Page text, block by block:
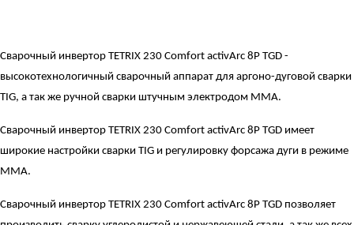
Сварочный инвертор TETRIX 230 Comfort activArc 8P TGD -
высокотехнологичный сварочный аппарат для аргоно-дуговой сварки
TIG, а так же ручной сварки штучным электродом MMA.
Сварочный инвертор TETRIX 230 Comfort activArc 8P TGD имеет
широкие настройки сварки TIG и регулировку форсажа дуги в режиме
MMA.
Сварочный инвертор TETRIX 230 Comfort activArc 8P TGD позволяет